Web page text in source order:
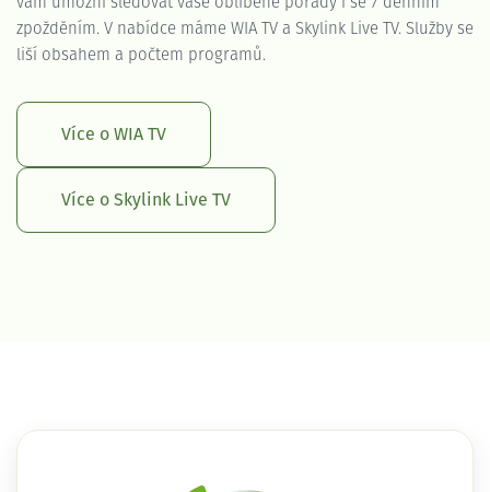
zpožděním. V nabídce máme WIA TV a Skylink Live TV. Služby se
liší obsahem a počtem programů.
Více o WIA TV
Více o Skylink Live TV